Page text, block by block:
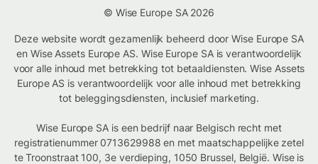
© Wise Europe SA 2026
Deze website wordt gezamenlijk beheerd door Wise Europe SA
en Wise Assets Europe AS. Wise Europe SA is verantwoordelijk
voor alle inhoud met betrekking tot betaaldiensten. Wise Assets
Europe AS is verantwoordelijk voor alle inhoud met betrekking
tot beleggingsdiensten, inclusief marketing.
Wise Europe SA is een bedrijf naar Belgisch recht met
registratienummer 0713629988 en met maatschappelijke zetel
te Troonstraat 100, 3e verdieping, 1050 Brussel, België. Wise is